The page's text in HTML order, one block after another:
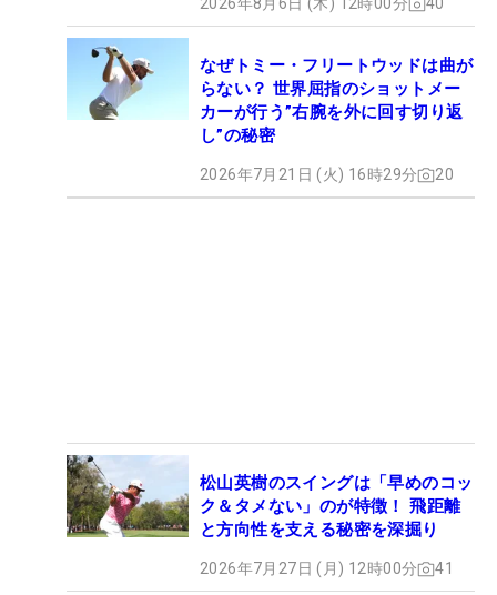
なぜトミー・フリートウッドは曲が
らない？ 世界屈指のショットメー
カーが行う”右腕を外に回す切り返
し”の秘密
2026年7月21日 (火) 16時29分 20
松山英樹のスイングは「早めのコッ
ク＆タメない」のが特徴！ 飛距離
と方向性を支える秘密を深掘り
2026年7月27日 (月) 12時00分 41